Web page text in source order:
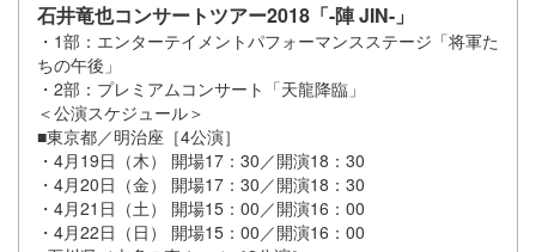
石井竜也コンサートツアー2018「-陣 JIN-」
・1部：エンターテイメントパフォーマンスステージ「将軍た
ちの午後」
・2部：プレミアムコンサート「天龍降臨」
＜公演スケジュール＞
■東京都／明治座［4公演］
・4月19日（木） 開場17：30／開演18：30
・4月20日（金） 開場17：30／開演18：30
・4月21日（土） 開場15：00／開演16：00
・4月22日（日） 開場15：00／開演16：00